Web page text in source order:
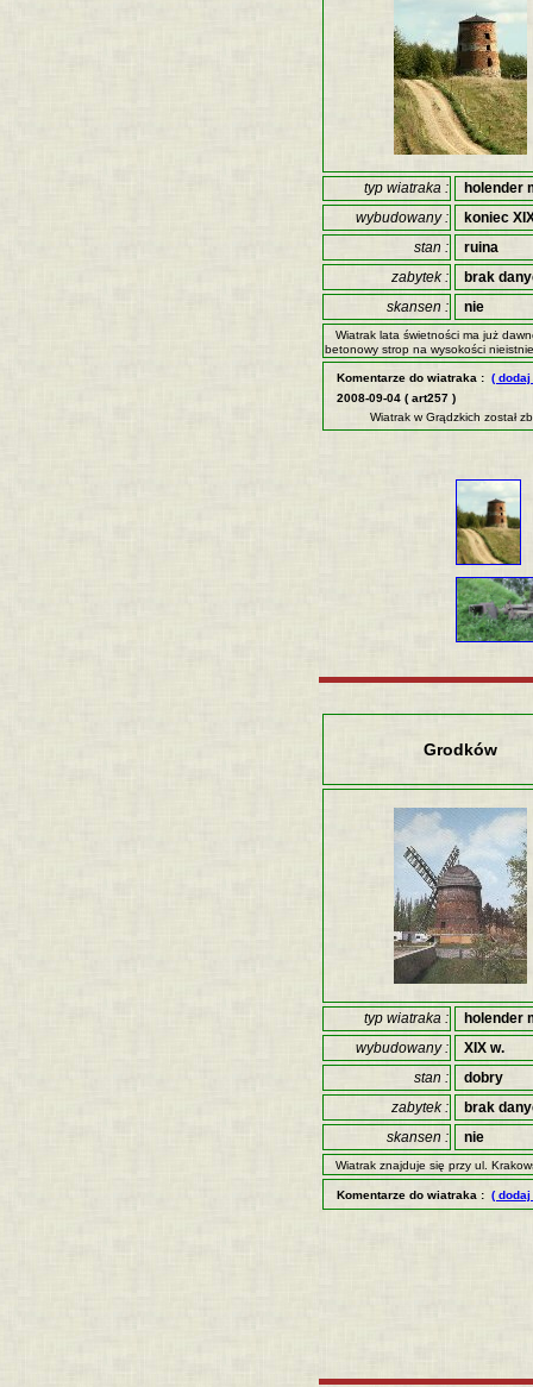
typ wiatraka :
holender
wybudowany :
koniec
stan :
ruina
zabytek :
brak
skansen :
nie
Wiatrak lata świetności ma już
betonowy strop na wysokości
Komentarze do wiatraka : (
2008-09-04 ( art257 )
Wiatrak w Grądzkich został
Grodków
typ wiatraka :
holender
wybudowany :
XIX w.
stan :
dobry
zabytek :
brak
skansen :
nie
Wiatrak znajduje się przy ul.
Komentarze do wiatraka : (